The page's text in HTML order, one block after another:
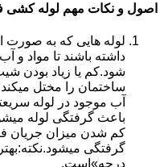
اصول و نکات مهم لوله
لوله هایی که به صورت
داشته باشند تا مواد و
شود.کم یا زیاد بودن
ساختمان را مختل
آب موجود در لوله
باعث گرفتگی لوله
کم شدن میزان جریان
درجه»است.